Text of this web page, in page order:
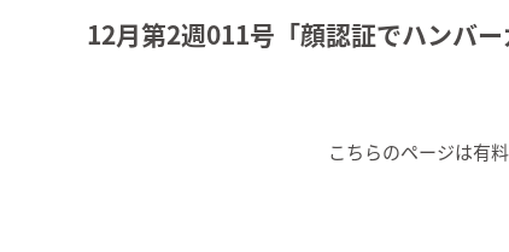
12月第2週011号「顔認証でハンバー
こちらのページは有